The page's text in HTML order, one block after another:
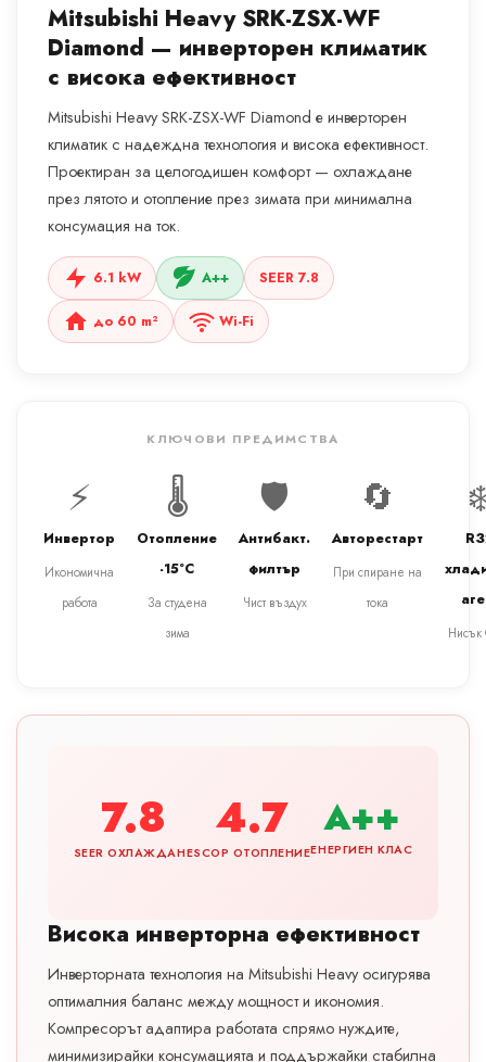
Mitsubishi Heavy SRK-ZSX-WF
Diamond — инверторен климатик
с висока ефективност
Mitsubishi Heavy SRK-ZSX-WF Diamond е инверторен
климатик с надеждна технология и висока ефективност.
Проектиран за целогодишен комфорт — охлаждане
през лятото и отопление през зимата при минимална
консумация на ток.
6.1 kW A++ SEER 7.8
до 60 m² Wi-Fi
КЛЮЧОВИ ПРЕДИМСТВА
⚡
Инвертор
Икономична
работа
🌡️
Отопление
-15°C
За студена
зима
🛡️
Антибакт.
филтър
Чист въздух
🔄
Авторестарт
При спиране на
тока
Нисък
7.8
SEER ОХЛАЖДАНЕ
4.7
SCOP ОТОПЛЕНИЕ
A++
ЕНЕРГИЕН КЛАС
Висока инверторна ефективност
Инверторната технология на Mitsubishi Heavy осигурява
оптималния баланс между мощност и икономия.
Компресорът адаптира работата спрямо нуждите,
минимизирайки консумацията и поддържайки стабилна